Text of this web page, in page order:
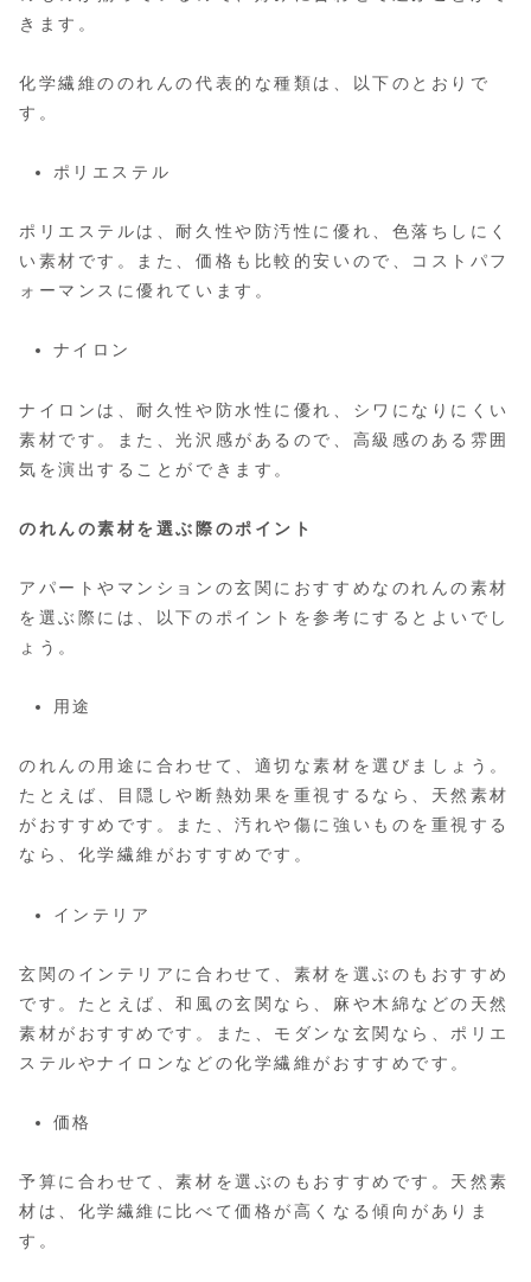
きます。
化学繊維ののれんの代表的な種類は、以下のとおりで
す。
ポリエステル
ポリエステルは、耐久性や防汚性に優れ、色落ちしにく
い素材です。また、価格も比較的安いので、コストパフ
ォーマンスに優れています。
ナイロン
ナイロンは、耐久性や防水性に優れ、シワになりにくい
素材です。また、光沢感があるので、高級感のある雰囲
気を演出することができます。
のれんの素材を選ぶ際のポイント
アパートやマンションの玄関におすすめなのれんの素材
を選ぶ際には、以下のポイントを参考にするとよいでし
ょう。
用途
のれんの用途に合わせて、適切な素材を選びましょう。
たとえば、目隠しや断熱効果を重視するなら、天然素材
がおすすめです。また、汚れや傷に強いものを重視する
なら、化学繊維がおすすめです。
インテリア
玄関のインテリアに合わせて、素材を選ぶのもおすすめ
です。たとえば、和風の玄関なら、麻や木綿などの天然
素材がおすすめです。また、モダンな玄関なら、ポリエ
ステルやナイロンなどの化学繊維がおすすめです。
価格
予算に合わせて、素材を選ぶのもおすすめです。天然素
材は、化学繊維に比べて価格が高くなる傾向がありま
す。